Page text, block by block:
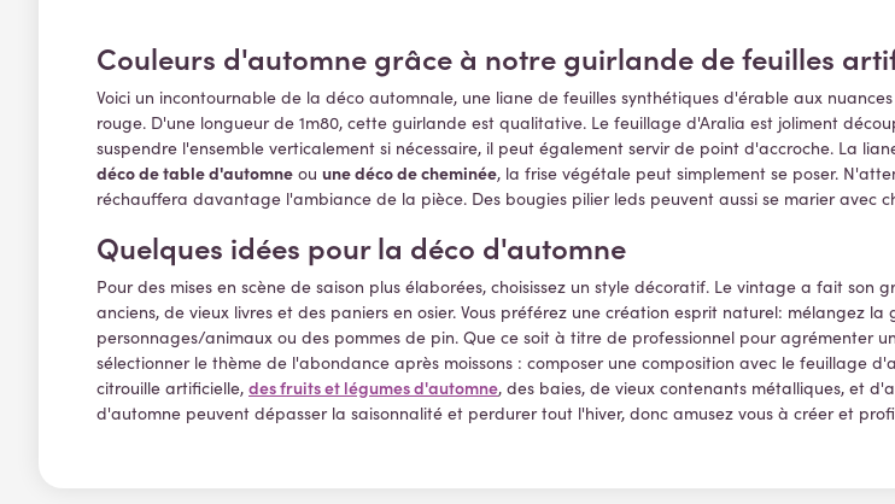
Couleurs d'automne grâce à notre guirlande de feuilles
Voici un incontournable de la déco automnale, une liane de feuilles synthétiques d'érable aux
rouge. D'une longueur de 1m80, cette guirlande est qualitative. Le feuillage d'Aralia est joliment
suspendre l'ensemble verticalement si nécessaire, il peut également servir de point d'accroche. La
déco de table d'automne ou une déco de cheminée, la frise végétale peut simplement se poser.
réchauffera davantage l'ambiance de la pièce. Des bougies pilier leds peuvent aussi se marier avec
Quelques idées pour la déco d'automne
Pour des mises en scène de saison plus élaborées, choisissez un style décoratif. Le vintage a fait
anciens, de vieux livres et des paniers en osier. Vous préférez une création esprit naturel: mélangez
personnages/animaux ou des pommes de pin. Que ce soit à titre de professionnel pour agrémenter
sélectionner le thème de l'abondance après moissons : composer une composition avec le feuillage
citrouille artificielle, des fruits et légumes d'automne, des baies, de vieux contenants métalliques, et
d'automne peuvent dépasser la saisonnalité et perdurer tout l'hiver, donc amusez vous à créer et